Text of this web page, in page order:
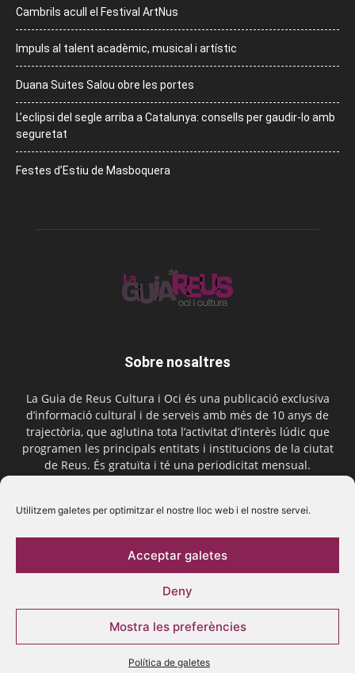
Utilitzem galetes per optimitzar el nostre lloc web i el nostre servei.
Acceptar galetes
Deny
Mostra les preferències
Política de galetes
Cambrils acull el Festival ArtNus
Impuls al talent acadèmic, musical i artístic
Duana Suites Salou obre les portes
L’eclipsi del segle arriba a Catalunya: consells per gaudir-lo amb
seguretat
Festes d’Estiu de Masboquera
Sobre nosaltres
La Guia de Reus Cultura i Oci és una publicació exclusiva
d’informació cultural i de serveis amb més de 10 anys de
trajectòria, que aglutina tota l’activitat d’interès lúdic que
programen les principals entitats i institucions de la ciutat
de Reus. És gratuïta i té una periodicitat mensual.
Segueix-nos
© 2016 La Guia de Reus | Creada per Be Marketing